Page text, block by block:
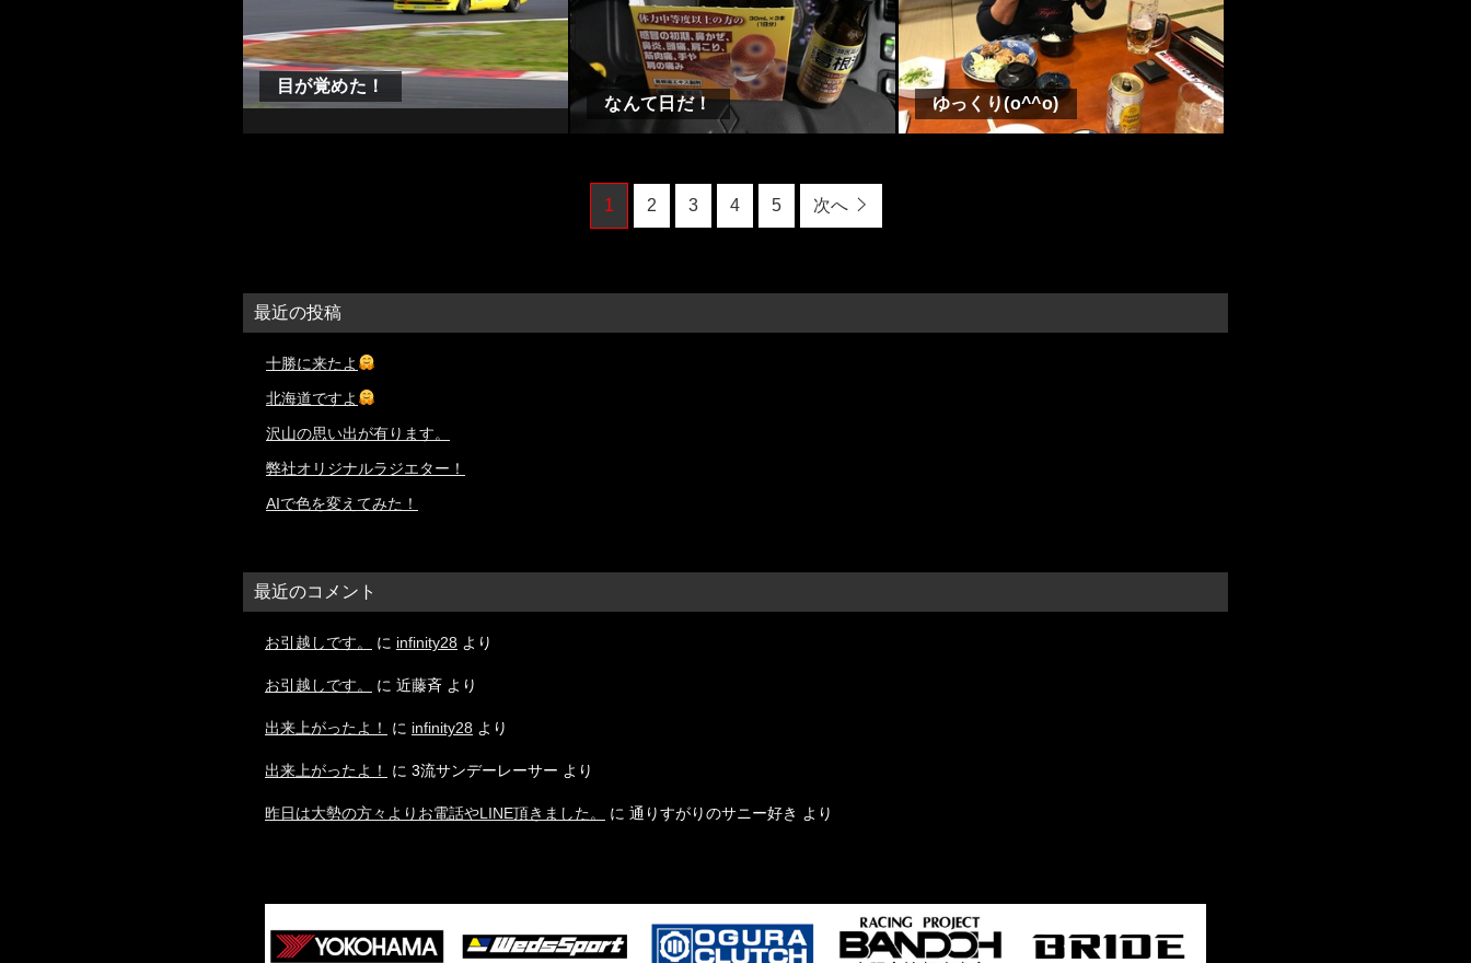
目が覚めた！
なんて日だ！
ゆっくり(o^^o)
1 2 3 4 5 次へ
最近の投稿
十勝に来たよ
北海道ですよ
沢山の思い出が有ります。
弊社オリジナルラジエター！
AIで色を変えてみた！
最近のコメント
お引越しです。 に infinity28 より
お引越しです。 に 近藤斉 より
出来上がったよ！ に infinity28 より
出来上がったよ！ に 3流サンデーレーサー より
昨日は大勢の方々よりお電話やLINE頂きました。 に 通りすがりのサニー好き より